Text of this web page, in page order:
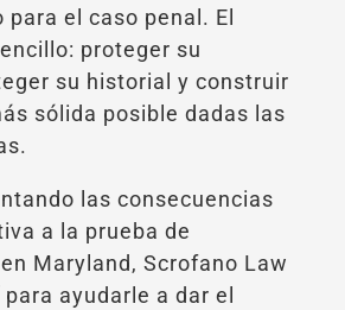
para el caso penal. El
proteger su
su historial y construir
sólida posible dadas las
las consecuencias
a la prueba de
Maryland, Scrofano Law
ayudarle a dar el